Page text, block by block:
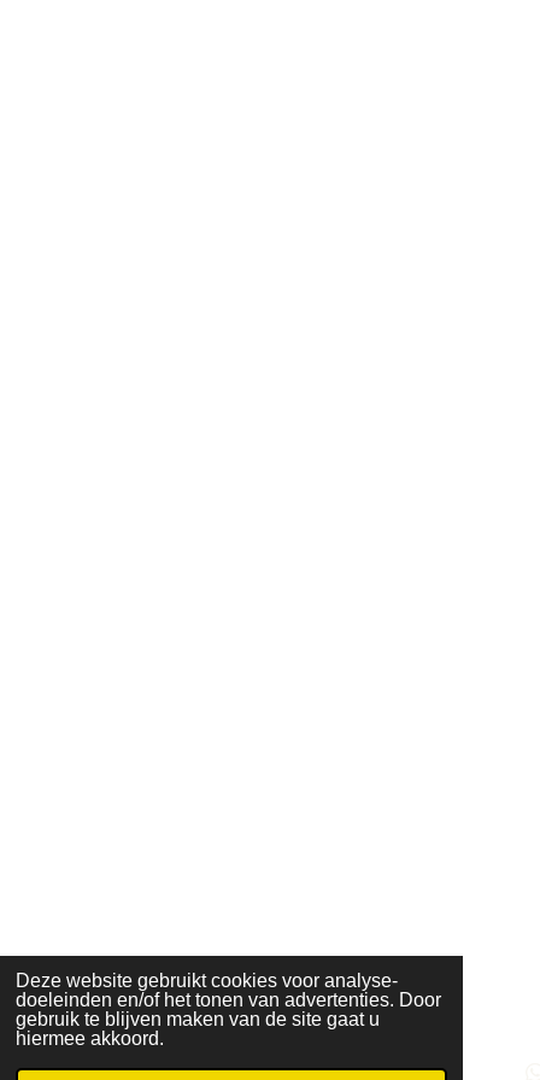
Deze website gebruikt cookies voor analyse-
doeleinden en/of het tonen van advertenties. Door
gebruik te blijven maken van de site gaat u
hiermee akkoord.